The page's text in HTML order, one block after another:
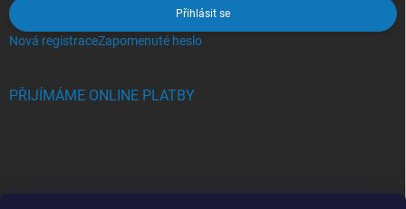
Přihlásit se
Nová registraceZapomenuté heslo
PŘIJÍMÁME ONLINE PLATBY